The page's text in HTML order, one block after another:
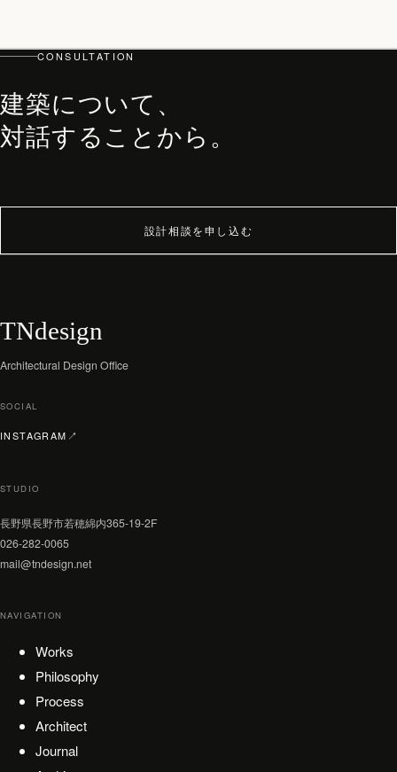
JOURNAL
archive
CONSULTATION
建築について、
対話することから。
設計相談を申し込む
TNdesign
Architectural Design Office
SOCIAL
INSTAGRAM ↗
（新しいタブで開く）
STUDIO
長野県長野市若穂綿内365-19-2F
026-282-0065
mail@tndesign.net
NAVIGATION
Works
Philosophy
Process
Architect
Journal